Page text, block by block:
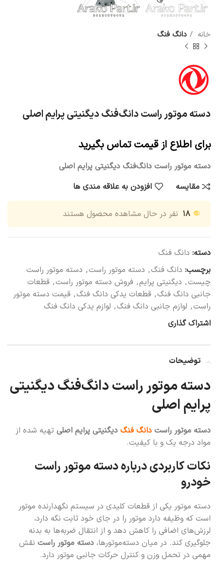
خانه دانگ فنگ
دسته موتور راست دانگ‌فنگ دیگنیتی پرایم اصلی
برای اطلاع از قیمت تماس بگیرید
دسته موتور راست دانگ‌فنگ دیگنیتی پرایم اصلی
مقایسه
افزودن به علاقه مندی ها
۱۸ نفر در حال مشاهده محصول هستند
دسته: دانگ فنگ
برچسب: دانگ فنگ, دسته موتور راست, دسته موتور راست
چیست, دیگنیتی پرایم, فروش دسته موتور راست, قطعات
جانبی دانگ فنگ, قطعات یدکی دانگ فنگ, قیمت دسته موتور
راست, لوازم جانبی دانگ فنگ, لوازم یدکی دانگ فنگ
اشتراک گذاری
توضیحات
دسته موتور راست دانگ‌فنگ دیگنیتی
پرایم اصلی
دسته موتور راست دانگ فنگ دیگنیتی پرایم اصلی تهیه شده از
مواد درجه یک و با کیفیت.
نکات کاربردی درباره دسته موتور راست
خودرو
دسته موتور یکی از قطعات کلیدی در سیستم نگهدارنده موتور
است که وظیفه دارد موتور را در جای خود ثابت نگه دارد،
لرزش‌های اضافی را کاهش دهد و از انتقال ضربه‌ها به بدنه
جلوگیری کند. در میان دسته‌موتورها، دسته موتور راست نقش
مهمی در تحمل وزن و کنترل حرکات جانبی موتور دارد.